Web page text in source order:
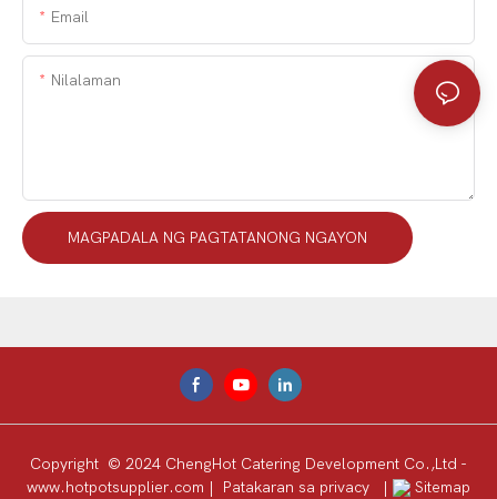
Email
Nilalaman
MAGPADALA NG PAGTATANONG NGAYON
Copyright © 2024 ChengHot Catering Development Co.,Ltd -
www.hotpotsupplier.com | Patakaran sa privacy | Sitemap